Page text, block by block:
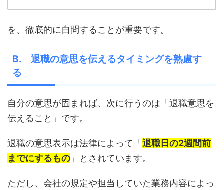
を、徹底的に自問することが重要です。
B. 退職の意思を伝えるタイミングを熟慮す
る
自分の意思が固まれば、次に行うのは「退職意思を
伝えること」です。
退職の意思表示は法律によって「 退職日の2週間前
までにするもの 」とされています。
ただし、会社の規定や担当していた業務内容によっ